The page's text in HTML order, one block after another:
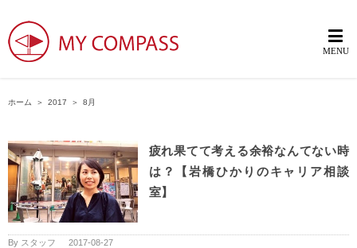
ホーム ＞ 2017 ＞ 8月
疲れ果てて考える余裕なんてない時
は？【岩橋ひかりのキャリア相談
室】
By スタッフ 2017-08-27